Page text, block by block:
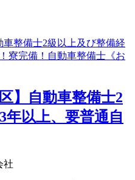
】自動車整備士2
年以上、要普通自
社